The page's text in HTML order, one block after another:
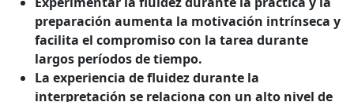
preparación aumenta la motivación intrínseca y
facilita el compromiso con la tarea durante
largos períodos de tiempo.
La experiencia de fluidez durante la
interpretación se relaciona con un alto nivel de